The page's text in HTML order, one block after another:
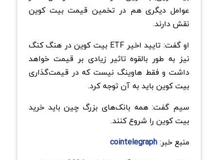
عوامل دیگری هم در تخمین قیمت بیت کوین
نقش دارند.
او گفت: تایید اخیر ETF بیت کوین در هنگ کنگ
نیز به طور بالقوه تاثیر زیادی بر قیمت خواهد
داشت و فقط هاوینگ نیست که در قیمت‌گذاری
بیت کوین باید به آن توجه کرد.
سیم گفت: همه بانک‌های بزرگ چین باید خرید
بیت کوین را شروع کنند.
منبع خبر:cointelegraph